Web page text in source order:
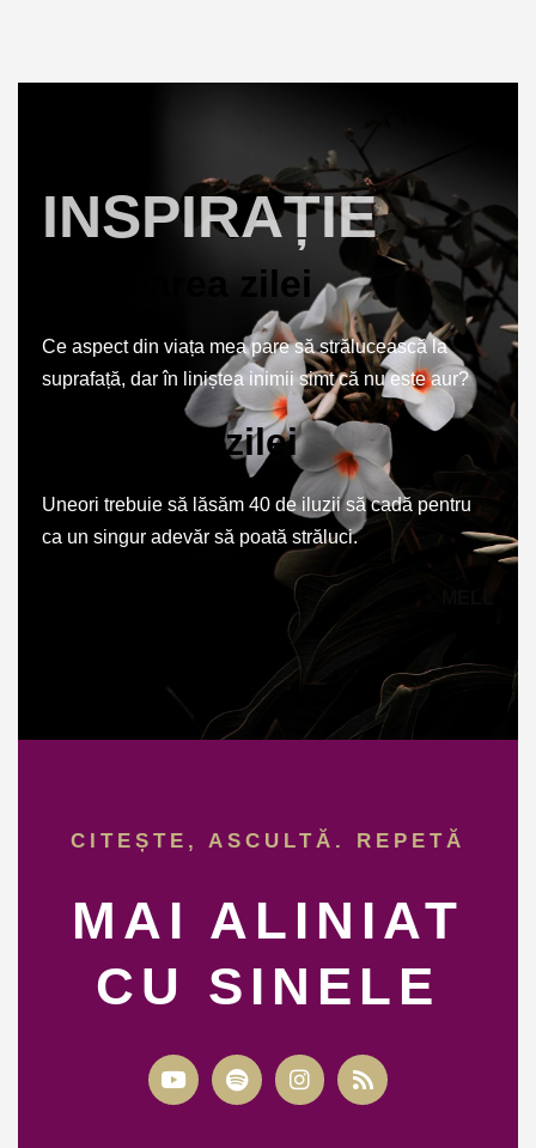
INSPIRAȚIE
Întrebarea zilei
Ce aspect din viața mea pare să strălucească la
suprafață, dar în liniștea inimii simt că nu este aur?
Inspirația zilei
Uneori trebuie să lăsăm 40 de iluzii să cadă pentru
ca un singur adevăr să poată străluci.
CITEȘTE, ASCULTĂ. REPETĂ
MAI ALINIAT
CU SINELE